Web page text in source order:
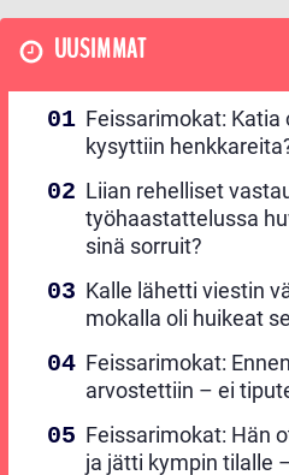
UUSIMMAT
Feissarimokat: Katia
kysyttiin
Liian rehelliset
työhaastattelussa
sinä sorruit?
Kalle lähetti viestin
mokalla oli huikeat
Feissarimokat:
arvostettiin – ei
Feissarimokat: Hän
ja jätti kympin tilalle